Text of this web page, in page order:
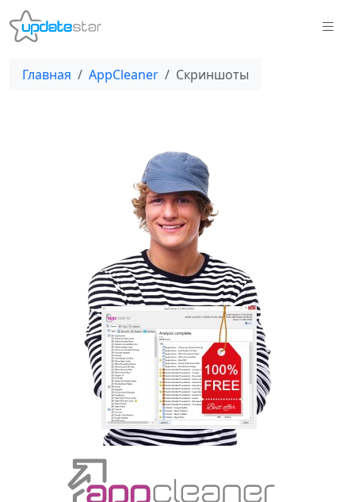
Главная AppCleaner Скриншоты